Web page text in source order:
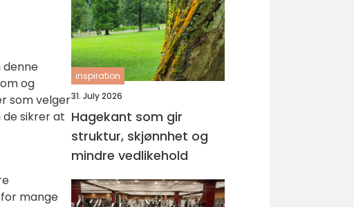
og
som velger
sikrer at
mange
inspiration
31. July 2026
Hagekant som gir
struktur, skjønnhet og
mindre vedlikehold